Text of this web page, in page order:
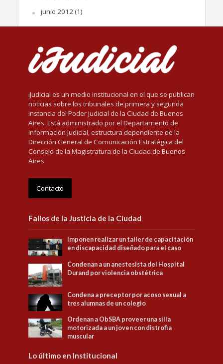
junio 2012(1)
iJudicial es un medio institucional en el que se publican
noticias sobre los tribunales de primera y segunda
instancia del Poder Judicial de la Ciudad de Buenos
Aires. Está administrado por el Departamento de
Información Judicial, estructura dependiente de la
Dirección General de Comunicación Estratégica del
Consejo de la Magistratura de la Ciudad de Buenos
Aires
Contacto
Fallos de la Justicia de la Ciudad
Imponen realizar un taller de capacitación
en discapacidad diseñado para el caso
Condenan a un anestesista del Hospital
Durand por violencia obstétrica
Condena a preceptor por acoso sexual a
tres alumnas de un colegio
Ordenan a ObSBA proveer una silla
motorizada a un joven con distrofia
muscular
Lo último en Institucional